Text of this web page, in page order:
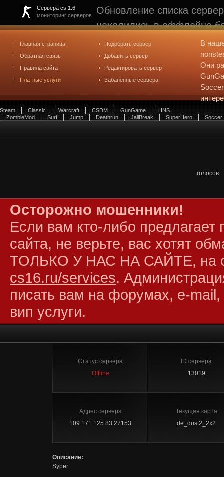
Сервера cs 1.6
мониторинг серверов
Обновление списка
находились в оффлайне
рейтинге не участвуют.
редактирования
.
Главная страница
Обратная связь
Правила сайта
Платные услуги
Подобрать сервер
Добавить сервер
Редактировать сервер
Забаненные сервера
В
Они
Steam Classic Warcraft CSDM GunGame
HNS
ZombieMod
Surf Jump Deathrun JailBreak SuperHero Soccer
голосов
Осторожно мошенники!
Если вам кто-либо
сайта, не верьте, вас хотят
ТОЛЬКО У НАС НА САЙТЕ, на
cs16.ru/services.
писать вам на форумах, e-mail,
вип услуги.
Статус сервера
Offline
ID сервера
13019
Адрес сервера
109.171.125.83:27153
Текущая карта
de_dust2_2x2
Описание:
Syper